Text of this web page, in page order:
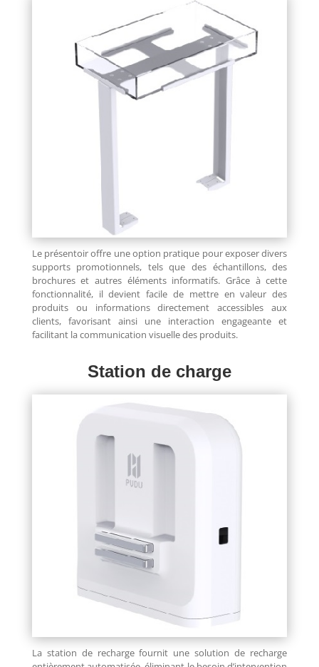
Station de charge
La station de recharge fournit une solution de recharge
Le présentoir offre une option pratique pour exposer divers
supports promotionnels, tels que des échantillons, des
brochures et autres éléments informatifs. Grâce à cette
fonctionnalité, il devient facile de mettre en valeur des
produits ou informations directement accessibles aux
clients, favorisant ainsi une interaction engageante et
facilitant la communication visuelle des produits.